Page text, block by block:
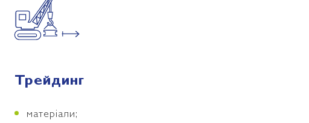
Трейдинг
матеріали;